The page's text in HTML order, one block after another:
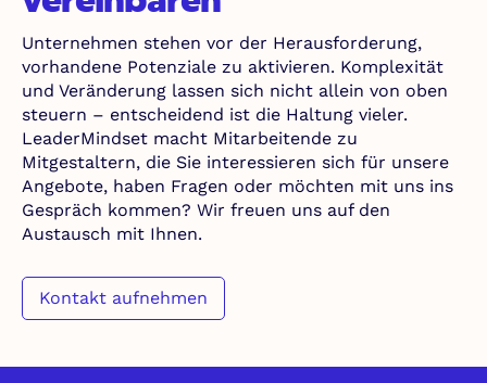
Unternehmen stehen vor der Herausforderung,
vorhandene Potenziale zu aktivieren. Komplexität
und Veränderung lassen sich nicht allein von oben
steuern – entscheidend ist die Haltung vieler.
LeaderMindset macht Mitarbeitende zu
Mitgestaltern, die Sie interessieren sich für unsere
Angebote, haben Fragen oder möchten mit uns ins
Gespräch kommen? Wir freuen uns auf den
Austausch mit Ihnen.
Kontakt aufnehmen